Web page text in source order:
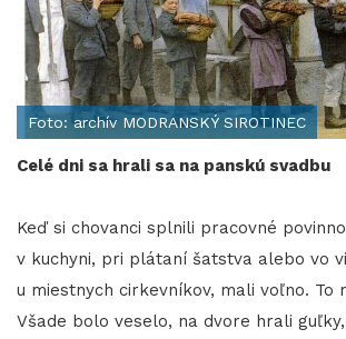
Foto: archív MODRANSKÝ SIROTINEC
Celé dni sa hrali sa na panskú svadbu
Keď si chovanci splnili pracovné
v kuchyni, pri plátaní šatstva alebo vo
u miestnych cirkevníkov, mali voľno. To
Všade bolo veselo, na dvore hrali